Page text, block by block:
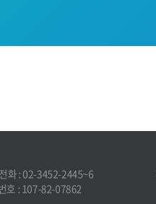
화 : 02-3452-2445~6
호 : 107-82-07862